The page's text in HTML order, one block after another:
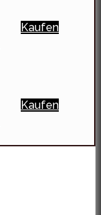
Kaufen
Kaufen